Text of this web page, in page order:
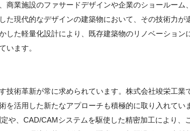
業施設のファサードデザインや企業のショールーム、
た現代的なデザインの建築物において、その技術力が
した軽量化設計により、既存建築物のリノベーション
います。
技術革新が常に求められています。株式会社竣栄工業
を活用した新たなアプローチも積極的に取り入れてい
や、CAD/CAMシステムを駆使した精密加工により、こ